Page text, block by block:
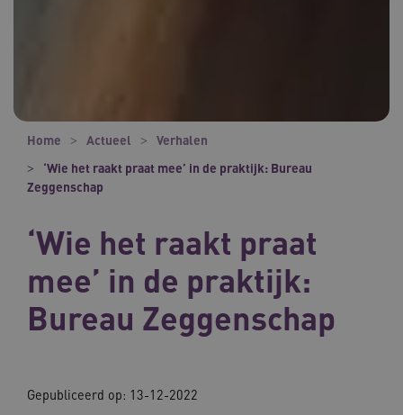
Home Actueel
Verhalen
‘Wie het raakt praat mee’ in de praktijk: Bureau
Zeggenschap
‘Wie het raakt praat
mee’ in de praktijk:
Bureau Zeggenschap
Gepubliceerd op: 13-12-2022